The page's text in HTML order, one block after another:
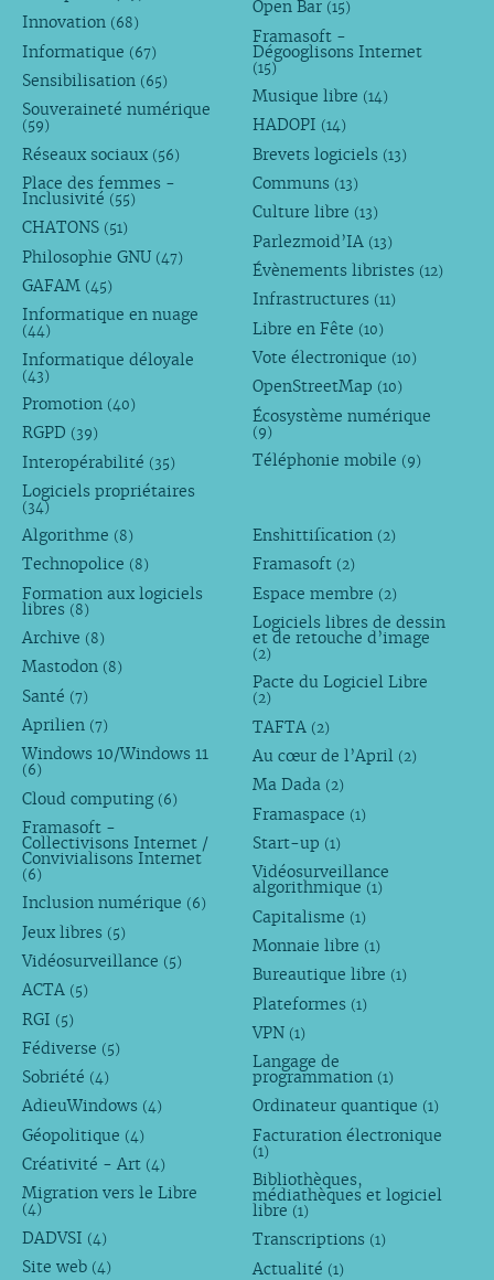
Innovation (68)
Informatique (67)
Sensibilisation (65)
Souveraineté numérique
(59)
Réseaux sociaux (56)
Place des femmes -
Inclusivité (55)
CHATONS (51)
Philosophie GNU (47)
GAFAM (45)
Informatique en nuage
(44)
Informatique déloyale
(43)
Promotion (40)
RGPD (39)
Interopérabilité (35)
Logiciels propriétaires
(34)
Open Bar (15)
Framasoft -
Dégooglisons Internet
(15)
Musique libre (14)
HADOPI (14)
Brevets logiciels (13)
Communs (13)
Culture libre (13)
Parlezmoid’IA (13)
Évènements libristes (12)
Infrastructures (11)
Libre en Fête (10)
Vote électronique (10)
OpenStreetMap (10)
Écosystème numérique
(9)
Téléphonie mobile (9)
Algorithme (8)
Technopolice (8)
Formation aux logiciels
libres (8)
Archive (8)
Mastodon (8)
Santé (7)
Aprilien (7)
Windows 10/Windows 11
(6)
Cloud computing (6)
Framasoft -
Collectivisons Internet /
Convivialisons Internet
(6)
Inclusion numérique (6)
Jeux libres (5)
Vidéosurveillance (5)
ACTA (5)
RGI (5)
Fédiverse (5)
Sobriété (4)
AdieuWindows (4)
Géopolitique (4)
Créativité - Art (4)
Migration vers le Libre
(4)
DADVSI (4)
Site web (4)
Enshittification (2)
Framasoft (2)
Espace membre (2)
Logiciels libres de dessin
et de retouche d’image
(2)
Pacte du Logiciel Libre
(2)
TAFTA (2)
Au cœur de l’April (2)
Ma Dada (2)
Framaspace (1)
Start-up (1)
Vidéosurveillance
algorithmique (1)
Capitalisme (1)
Monnaie libre (1)
Bureautique libre (1)
Plateformes (1)
VPN (1)
Langage de
programmation (1)
Ordinateur quantique (1)
Facturation électronique
(1)
Bibliothèques,
médiathèques et logiciel
libre (1)
Transcriptions (1)
Actualité (1)